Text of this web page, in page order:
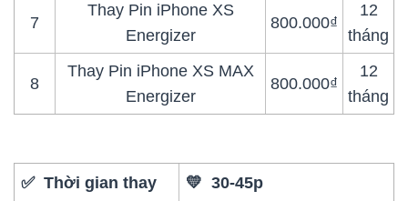
7
Thay Pin iPhone XS
Energizer
800.000₫
12
tháng
8
Thay Pin iPhone XS MAX
Energizer
800.000₫
12
tháng
✅ Thời gian thay 💛 30-45p